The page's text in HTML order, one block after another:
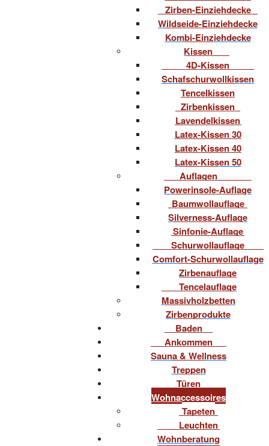
Zirben-Einziehdecke
Wildseide-Einziehdecke
Kombi-Einziehdecke
Kissen
4D-Kissen
Schafschurwollkissen
Tencelkissen
Zirbenkissen
Lavendelkissen
Latex-Kissen 30
Latex-Kissen 40
Latex-Kissen 50
Auflagen
Powerinsole-Auflage
Baumwollauflage
Silverness-Auflage
Sinfonie-Auflage
Schurwollauflage
Comfort-Schurwollauflage
Zirbenauflage
Tencelauflage
Massivholzbetten
Zirbenprodukte
Baden
Ankommen
Sauna & Wellness
Treppen
Türen
Wohnaccessoires
Tapeten
Leuchten
Wohnberatung